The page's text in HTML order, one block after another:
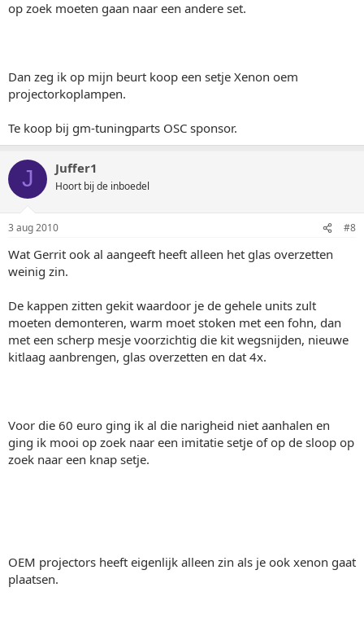
op zoek moeten gaan naar een andere set.
Dan zeg ik op mijn beurt koop een setje Xenon oem
projectorkoplampen.
Te koop bij gm-tuningparts OSC sponsor.
J Juffer1
Hoort bij de inboedel
3 aug 2010 #8
Wat Gerrit ook al aangeeft heeft alleen het glas overzetten
weinig zin.
De kappen zitten gekit waardoor je de gehele units zult
moeten demonteren, warm moet stoken met een fohn, dan
met een scherp mesje voorzichtig die kit wegsnijden, nieuwe
kitlaag aanbrengen, glas overzetten en dat 4x.
Voor die 60 euro ging ik al die narigheid niet aanhalen en
ging ik mooi op zoek naar een imitatie setje of op de sloop op
zoek naar een knap setje.
OEM projectors heeft eigenlijk alleen zin als je ook xenon gaat
plaatsen.